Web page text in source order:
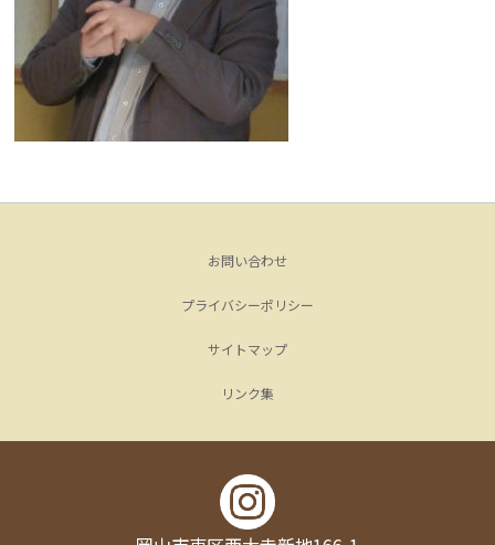
お問い合わせ
プライバシーポリシー
サイトマップ
リンク集